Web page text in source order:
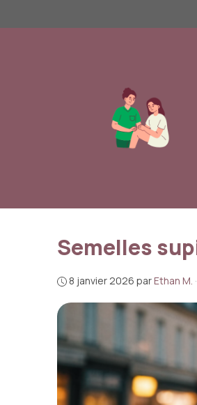
au
Semelles
8 janvier 2026 parEthan M. ·